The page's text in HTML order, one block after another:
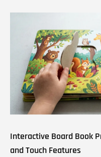
Interactive Board Book
and Touch Features